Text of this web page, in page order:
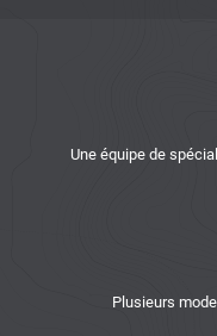
Une équipe de
Plusieurs